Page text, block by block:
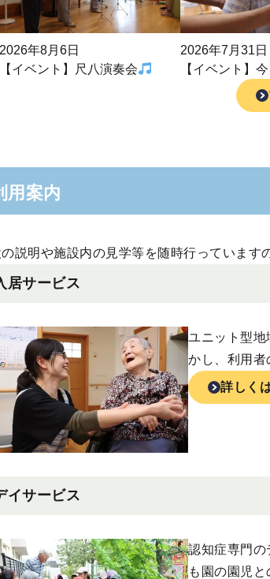
2026年8月6日
【イベント】尺八演奏会
2026年7月31日
【イベント】
ソフトクリーム
用案内
説明や施設内の見学等を随時行っています
居サービス
ユニット型地
かし、利用者
詳しく
イサービス
認知症専門の
も園の園児と